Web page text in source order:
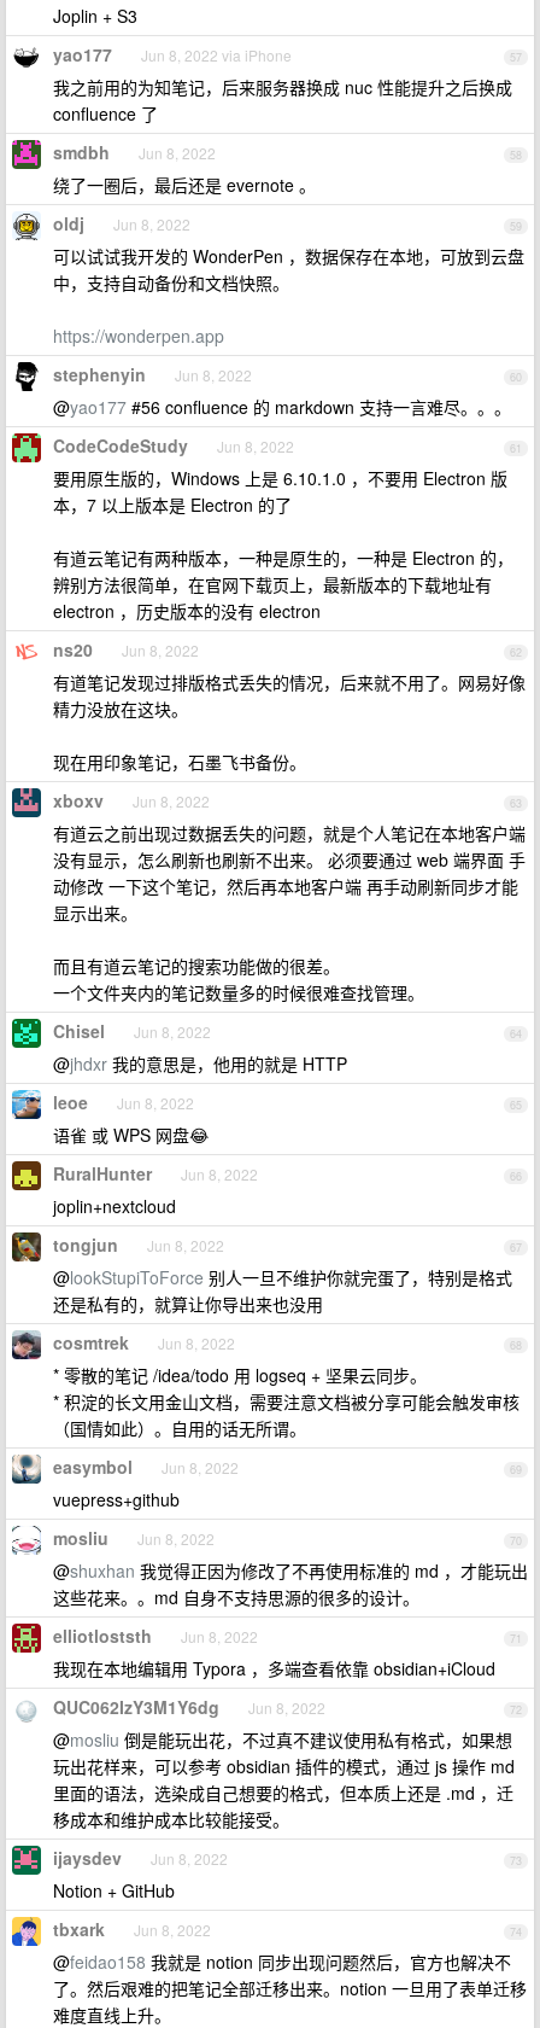
Joplin + S3
57
yao177 Jun 8, 2022 via iPhone
我之前用的为知笔记，后来服务器换成 nuc 性能提升之后换成
confluence 了
58
smdbh Jun 8, 2022
绕了一圈后，最后还是 evernote 。
59
oldj Jun 8, 2022
可以试试我开发的 WonderPen ，数据保存在本地，可放到云盘
中，支持自动备份和文档快照。
https://wonderpen.app
60
stephenyin Jun 8, 2022
@yao177 #56 confluence 的 markdown 支持一言难尽。。。
61
CodeCodeStudy Jun 8, 2022
要用原生版的，Windows 上是 6.10.1.0 ，不要用 Electron 版
本，7 以上版本是 Electron 的了
有道云笔记有两种版本，一种是原生的，一种是 Electron 的，
辨别方法很简单，在官网下载页上，最新版本的下载地址有
electron ，历史版本的没有 electron
62
ns20 Jun 8, 2022
有道笔记发现过排版格式丢失的情况，后来就不用了。网易好像
精力没放在这块。
现在用印象笔记，石墨飞书备份。
63
xboxv Jun 8, 2022
有道云之前出现过数据丢失的问题，就是个人笔记在本地客户端
没有显示，怎么刷新也刷新不出来。 必须要通过 web 端界面 手
动修改 一下这个笔记，然后再本地客户端 再手动刷新同步才能
显示出来。
而且有道云笔记的搜索功能做的很差。
一个文件夹内的笔记数量多的时候很难查找管理。
64
Chisel Jun 8, 2022
@jhdxr 我的意思是，他用的就是 HTTP
65
leoe Jun 8, 2022
语雀 或 WPS 网盘😂
66
RuralHunter Jun 8, 2022
joplin+nextcloud
67
tongjun Jun 8, 2022
@lookStupiToForce 别人一旦不维护你就完蛋了，特别是格式
还是私有的，就算让你导出来也没用
68
cosmtrek Jun 8, 2022
* 零散的笔记 /idea/todo 用 logseq + 坚果云同步。
* 积淀的长文用金山文档，需要注意文档被分享可能会触发审核
（国情如此）。自用的话无所谓。
69
easymbol Jun 8, 2022
vuepress+github
70
mosliu Jun 8, 2022
@shuxhan 我觉得正因为修改了不再使用标准的 md ，才能玩出
这些花来。。md 自身不支持思源的很多的设计。
71
elliotloststh Jun 8, 2022
我现在本地编辑用 Typora ，多端查看依靠 obsidian+iCloud
72
QUC062IzY3M1Y6dg Jun 8, 2022
@mosliu 倒是能玩出花，不过真不建议使用私有格式，如果想
玩出花样来，可以参考 obsidian 插件的模式，通过 js 操作 md
里面的语法，选染成自己想要的格式，但本质上还是 .md ，迁
移成本和维护成本比较能接受。
73
ijaysdev Jun 8, 2022
Notion + GitHub
74
tbxark Jun 8, 2022
@feidao158 我就是 notion 同步出现问题然后，官方也解决不
了。然后艰难的把笔记全部迁移出来。notion 一旦用了表单迁移
难度直线上升。